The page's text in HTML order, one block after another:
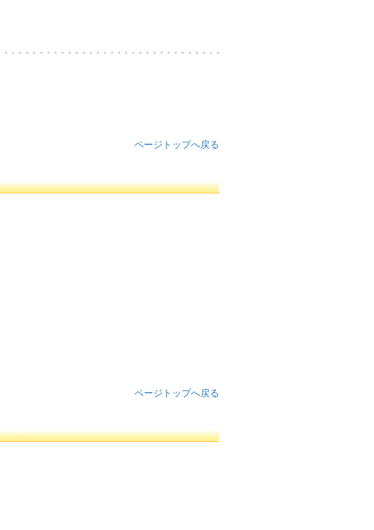
ページトップへ戻る
ページトップへ戻る